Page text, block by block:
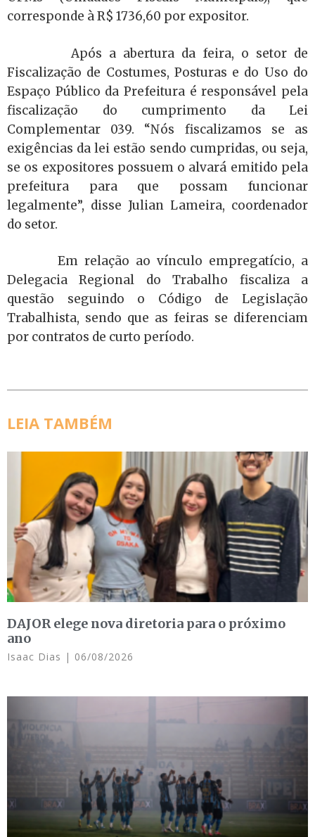
corresponde à R$ 1736,60 por expositor.
Após a abertura da feira, o setor de
Fiscalização de Costumes, Posturas e do Uso do
Espaço Público da Prefeitura é responsável pela
fiscalização do cumprimento da Lei
Complementar 039. “Nós fiscalizamos se as
exigências da lei estão sendo cumpridas, ou seja,
se os expositores possuem o alvará emitido pela
prefeitura para que possam funcionar
legalmente”, disse Julian Lameira, coordenador
do setor.
Em relação ao vínculo empregatício, a
Delegacia Regional do Trabalho fiscaliza a
questão seguindo o Código de Legislação
Trabalhista, sendo que as feiras se diferenciam
por contratos de curto período.
LEIA TAMBÉM
DAJOR elege nova diretoria para o próximo
ano
Isaac Dias 06/08/2026